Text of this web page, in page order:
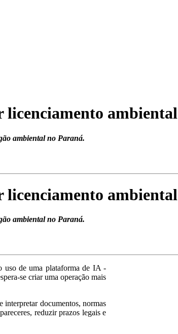
licenciamento ambiental
ambiental no Paraná.
ambiental
ambiental no Paraná.
uso de uma plataforma de IA -
se criar uma operação mais
interpretar documentos, normas
reduzir prazos legais e